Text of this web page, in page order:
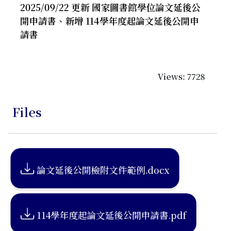
2025/09/22 更新 國家圖書館學位論文延後公
開申請書、新增 114學年度起論文延後公開申
請書
Views: 7728
Files
論文延後公開檢附文件範例.docx
114學年度起論文延後公開申請書.pdf